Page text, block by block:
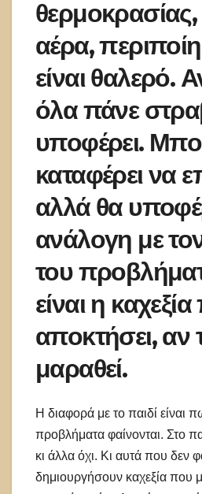
αέρα,
είναι θαλερό.
όλα πάνε
υποφέρει.
καταφέρει να
αλλά θα
ανάλογη με
του
είναι η
αποκτήσει, αν
μαραθεί.
Η διαφορά με το παιδί είναι
προβλήματα φαίνονται. Στο
κι άλλα όχι. Κι αυτά που δεν
δημιουργήσουν καχεξία που